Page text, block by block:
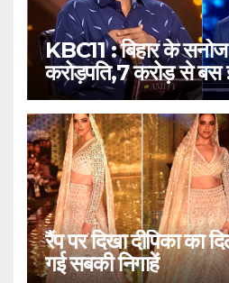
KBC11 : बिहार के
करोड़पति,7 करोड़ से बस
रैंप पर दिखा दीपिका का
गई सबकी निगाहें